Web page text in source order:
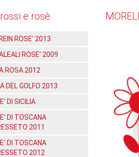
e rosè
ROSE' 2013
ROSE' 2009
ROSA 2012
DEL GOLFO 2013
DI SICILIA
DI TOSCANA
2011
DI TOSCANA
2012